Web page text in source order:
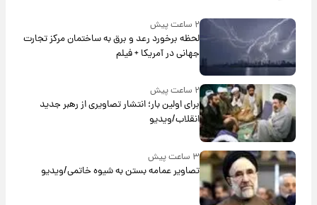
۲ ساعت پیش
لحظه برخورد رعد و برق به ساختمان مرکز تجارت
جهانی در آمریکا + فیلم
۲ ساعت پیش
برای اولین بار؛ انتشار تصاویری از رهبر جدید
انقلاب/ویدیو
۳ ساعت پیش
تصاویر عمامه بستن به شیوه خاتمی/ویدیو